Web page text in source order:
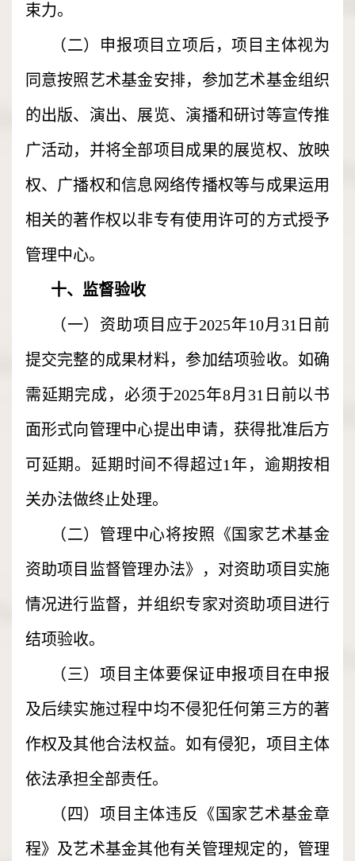
束力。
（二）申报项目立项后，项目主体视为
同意按照艺术基金安排，参加艺术基金组织
的出版、演出、展览、演播和研讨等宣传推
广活动，并将全部项目成果的展览权、放映
权、广播权和信息网络传播权等与成果运用
相关的著作权以非专有使用许可的方式授予
管理中心。
十、监督验收
（一）资助项目应于2025年10月31日前
提交完整的成果材料，参加结项验收。如确
需延期完成，必须于2025年8月31日前以书
面形式向管理中心提出申请，获得批准后方
可延期。延期时间不得超过1年，逾期按相
关办法做终止处理。
（二）管理中心将按照《国家艺术基金
资助项目监督管理办法》，对资助项目实施
情况进行监督，并组织专家对资助项目进行
结项验收。
（三）项目主体要保证申报项目在申报
及后续实施过程中均不侵犯任何第三方的著
作权及其他合法权益。如有侵犯，项目主体
依法承担全部责任。
（四）项目主体违反《国家艺术基金章
程》及艺术基金其他有关管理规定的，管理